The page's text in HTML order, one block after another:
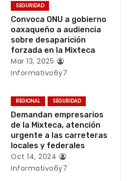
SEGURIDAD
Convoca ONU a gobierno
oaxaqueño a audiencia
sobre desaparición
forzada en la Mixteca
Mar 13, 2025
Informativo6y7
REGIONAL SEGURIDAD
Demandan empresarios
de la Mixteca, atención
urgente a las carreteras
locales y federales
Oct 14, 2024
Informativo6y7